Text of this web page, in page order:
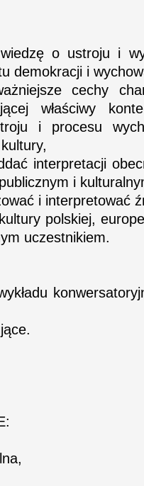
o ustroju i
demokracji i
cechy
właściwy
i procesu
interpretacji
i
i interpretować
polskiej,
uczestnikiem.